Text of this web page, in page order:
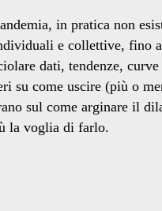
in pratica non
e collettive, fino
dati, tendenze, curve
su come uscire (più o
sul come arginare il
la voglia di farlo.